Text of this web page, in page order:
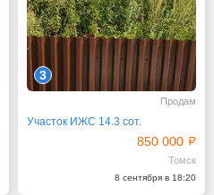
3
Продам
Участок ИЖС 14.3 сот.
850 000
Томск
8 сентября в 18:20